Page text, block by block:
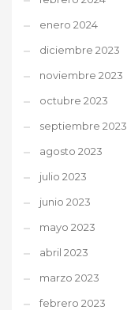
enero 2024
diciembre 2023
noviembre 2023
octubre 2023
septiembre 2023
agosto 2023
julio 2023
junio 2023
mayo 2023
abril 2023
marzo 2023
febrero 2023